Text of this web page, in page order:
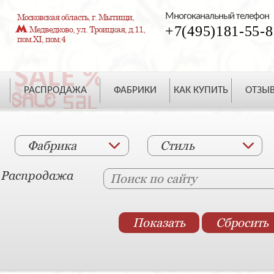
Московская область, г. Мытищи,
Медведково, ул. Троицкая, д.11,
пом.XI, пом.4
Многоканальный телефон
+7(495)181-55-
РАСПРОДАЖА ФАБРИКИ КАК КУПИТЬ
Фабрика Стиль
Распродажа